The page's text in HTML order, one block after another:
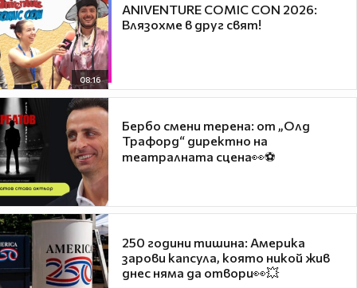
08:16
ANIVENTURE COMIC CON 2026:
Влязохме в друг свят!
Бербо смени терена: от „Олд
Трафорд“ директно на
театралната сцена👀⚽
250 години тишина: Америка
зарови капсула, която никой жив
днес няма да отвори👀💥